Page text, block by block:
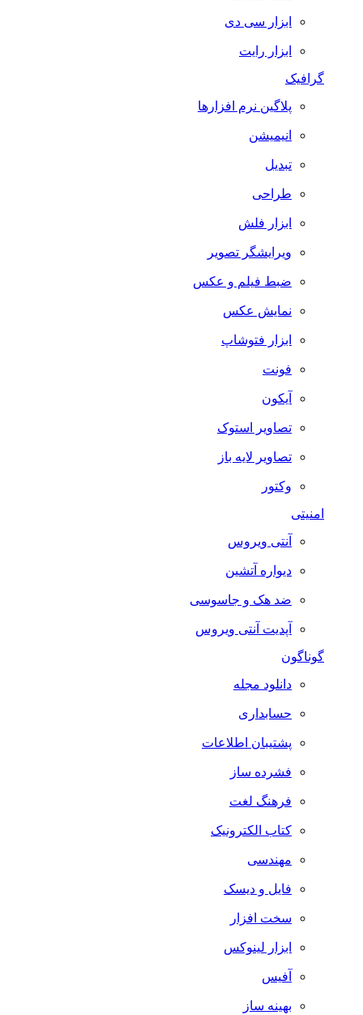
ابزار سی دی
ابزار رایت
گرافیک
پلاگین نرم افزارها
انیمیشن
تبدیل
طراحی
ابزار فلش
ویرایشگر تصویر
ضبط فيلم و عكس
نمایش عکس
ابزار فتوشاپ
فونت
آیکون
تصاویر استوک
تصاویر لایه باز
وکتور
امنیتی
آنتی ویروس
دیواره آتشین
ضد هک و جاسوسی
آپدیت آنتی ویروس
گوناگون
دانلود مجله
حسابداری
پشتیبان اطلاعات
فشرده ساز
فرهنگ لغت
کتاب الکترونیک
مهندسی
فایل و دیسک
سخت افزار
ابزار لینوکس
آفیس
بهینه ساز